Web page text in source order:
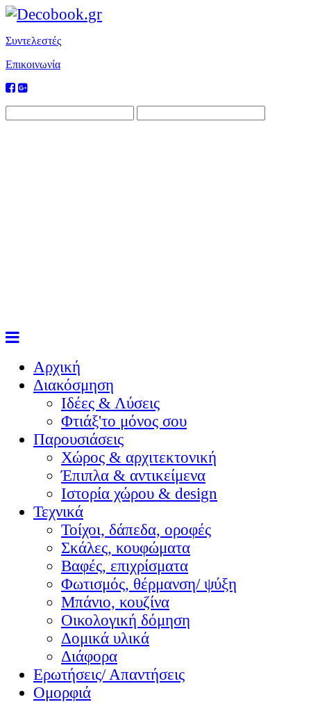
Συντελεστές
Επικοινωνία
Αρχική
Διακόσμηση
Ιδέες & Λύσεις
Φτιάξ'το μόνος σου
Παρουσιάσεις
Χώρος & αρχιτεκτονική
Έπιπλα & αντικείμενα
Ιστορία χώρου & design
Τεχνικά
Τοίχοι, δάπεδα, οροφές
Σκάλες, κουφώματα
Βαφές, επιχρίσματα
Φωτισμός, θέρμανση/ ψύξη
Μπάνιο, κουζίνα
Οικολογική δόμηση
Δομικά υλικά
Διάφορα
Ερωτήσεις/ Απαντήσεις
Ομορφιά